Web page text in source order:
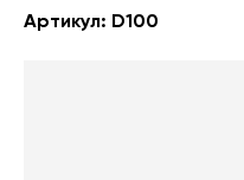
Артикул: D100